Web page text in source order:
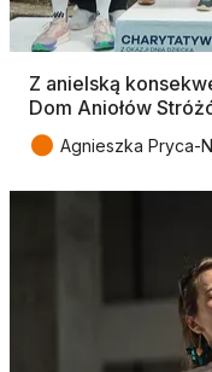
Z anielską
Dom Aniołów
● Agnieszka Pryca-